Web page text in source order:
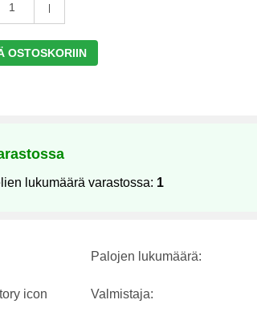
1
OSTOSKORIIN
lukumäärä varastossa: 1
Palojen lukumäärä:
Valmistaja: